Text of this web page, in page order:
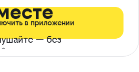
— без
в приложении